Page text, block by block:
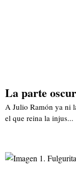
La parte
A Julio Ramón ya ni
el que reina la injus...